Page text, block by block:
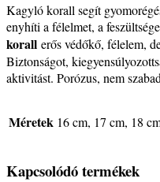
Kagyló korall segít
enyhíti a félelmet, a
korall erős védőkő, félelem,
Biztonságot,
aktivitást. Porózus, nem
Méretek 16 cm, 17 cm, 18
Kapcsolódó termékek